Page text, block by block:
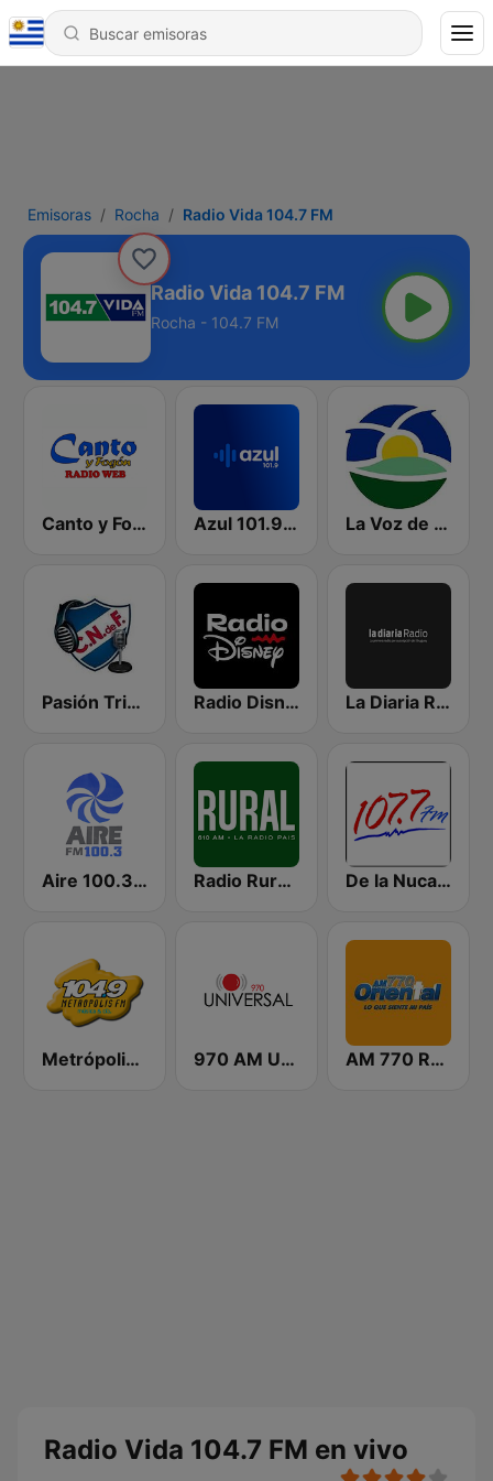
Emisoras Rocha Radio Vida 104.7 FM
Radio Vida 104.7 FM
Rocha - 104.7 FM
Canto y Fogón Radio Azul 101.9 FM La Voz de Melo
Pasión Tricolor Radio Disney Uruguay La Diaria Radio
Aire 100.3 FM Radio Rural 610 AM De la Nuca 107.7 FM
Metrópolis 104.9 FM 970 AM Universal AM 770 Radio Oriental
Radio Vida 104.7 FM en vivo